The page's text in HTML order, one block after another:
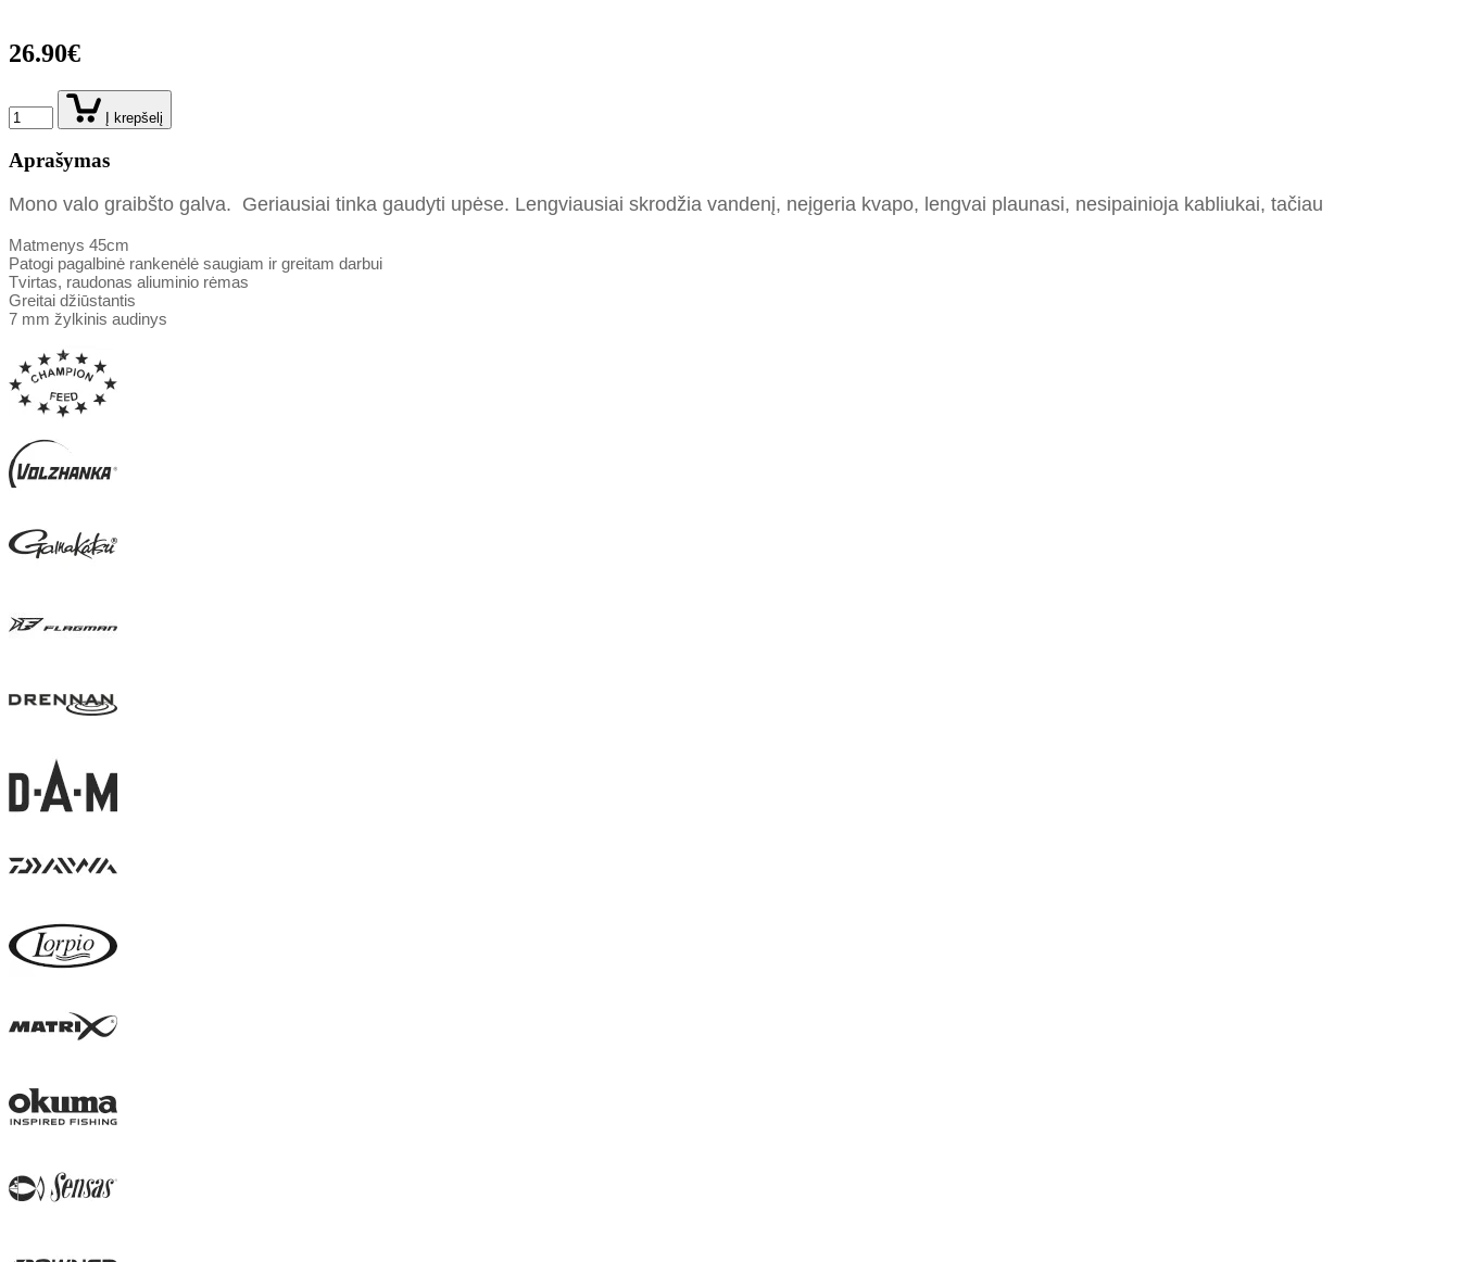
26.90€
Į krepšelį
Aprašymas
Mono valo graibšto galva. Geriausiai tinka gaudyti upėse. Lengviausiai skrodžia vandenį, neįgeria kvapo, lengvai plaunasi, nesipainioja kabliukai, tačiau
Matmenys 45cm
Patogi pagalbinė rankenėlė saugiam ir greitam darbui
Tvirtas, raudonas aliuminio rėmas
Greitai džiūstantis
7 mm žylkinis audinys